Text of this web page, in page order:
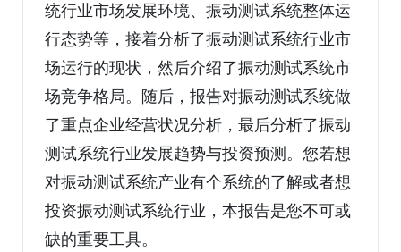
统行业市场发展环境、振动测试系统整体运
行态势等，接着分析了振动测试系统行业市
场运行的现状，然后介绍了振动测试系统市
场竞争格局。随后，报告对振动测试系统做
了重点企业经营状况分析，最后分析了振动
测试系统行业发展趋势与投资预测。您若想
对振动测试系统产业有个系统的了解或者想
投资振动测试系统行业，本报告是您不可或
缺的重要工具。